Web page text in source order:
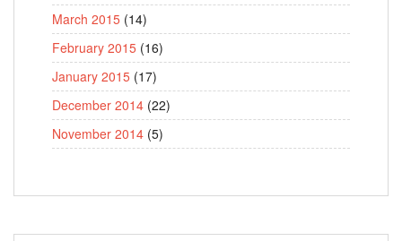
March 2015 (14)
February 2015 (16)
January 2015 (17)
December 2014 (22)
November 2014 (5)